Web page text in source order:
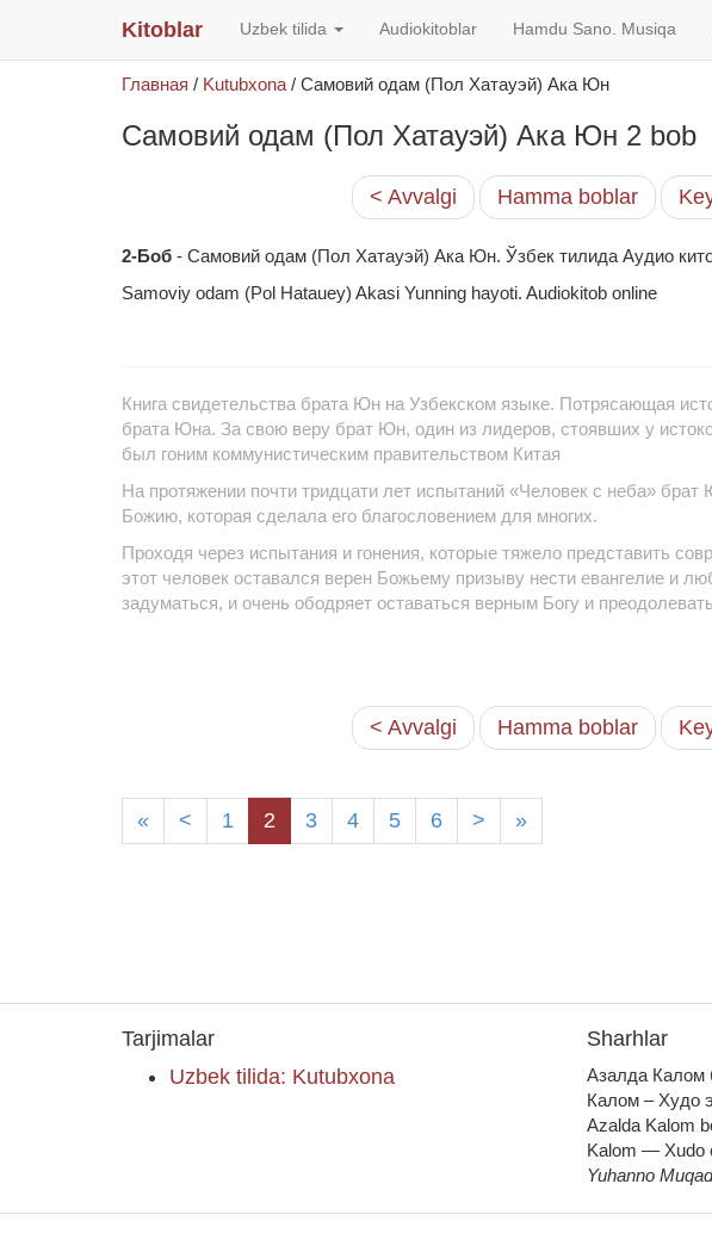
Kitoblar Uzbek tilida Audiokitoblar Hamdu Sano. Musiqa
Главная / Kutubxona / Самовий одам (Пол Хатауэй) Ака Юн
Самовий одам (Пол Хатауэй) Ака Юн 2 bob
< Avvalgi Hamma boblar
2-Боб - Самовий одам (Пол Хатауэй) Ака Юн. Ўзбек тилида Аудио
Samoviy odam (Pol Hatauey) Akasi Yunning hayoti. Audiokitob online
Книга свидетельства брата Юн на Узбекском языке. Потрясающая
брата Юна. За свою веру брат Юн, один из лидеров, стоявших у
был гоним коммунистическим правительством Китая
На протяжении почти тридцати лет испытаний «Человек с неба»
Божию, которая сделала его благословением для многих.
Проходя через испытания и гонения, которые тяжело представить
этот человек оставался верен Божьему призыву нести евангелие и
задуматься, и очень ободряет оставаться верным Богу и
< Avvalgi Hamma boblar
« < 1 2 3 4 5 6 > »
Tarjimalar
Uzbek tilida: Kutubxona
Sharhlar
Азалда Калом
Калом – Худо
Azalda Kalom
Kalom — Xudo
Yuhanno